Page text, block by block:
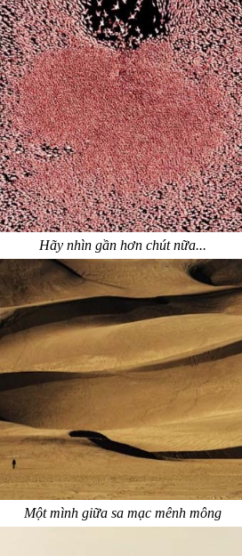
Hãy nhìn gần hơn chút nữa...
Một mình giữa sa mạc mênh mông